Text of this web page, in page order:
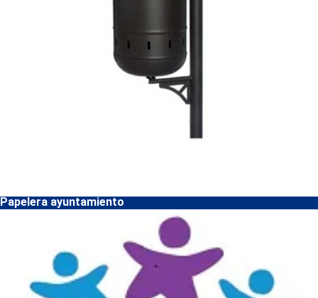
Papelera ayuntamiento